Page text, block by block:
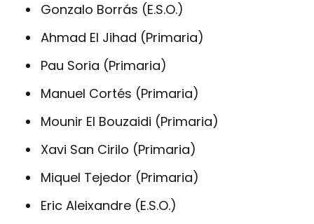
Gonzalo Borrás (E.S.O.)
Ahmad El Jihad (Primaria)
Pau Soria (Primaria)
Manuel Cortés (Primaria)
Mounir El Bouzaidi (Primaria)
Xavi San Cirilo (Primaria)
Miquel Tejedor (Primaria)
Eric Aleixandre (E.S.O.)